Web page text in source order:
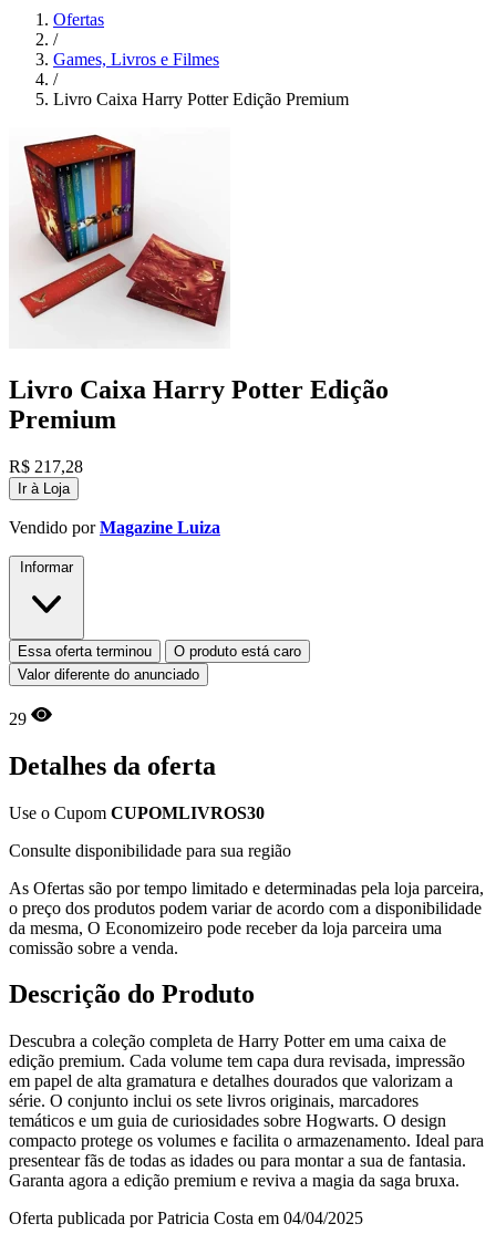
Ofertas
/
Games, Livros e Filmes
/
Livro Caixa Harry Potter Edição Premium
Livro Caixa Harry Potter Edição
Premium
R$ 217,28
Ir à Loja
Vendido porMagazine Luiza
Informar
Essa oferta terminou
O produto está caro
Valor diferente do anunciado
29
Detalhes da oferta
Use o Cupom CUPOMLIVROS30
Consulte disponibilidade para sua região
As Ofertas são por tempo limitado e determinadas pela loja parceira,
o preço dos produtos podem variar de acordo com a disponibilidade
da mesma, O Economizeiro pode receber da loja parceira uma
comissão sobre a venda.
Descrição do Produto
Descubra a coleção completa de Harry Potter em uma caixa de
edição premium. Cada volume tem capa dura revisada, impressão
em papel de alta gramatura e detalhes dourados que valorizam a
série. O conjunto inclui os sete livros originais, marcadores
temáticos e um guia de curiosidades sobre Hogwarts. O design
compacto protege os volumes e facilita o armazenamento. Ideal para
presentear fãs de todas as idades ou para montar a sua de fantasia.
Garanta agora a edição premium e reviva a magia da saga bruxa.
Oferta publicada por Patricia Costa em 04/04/2025